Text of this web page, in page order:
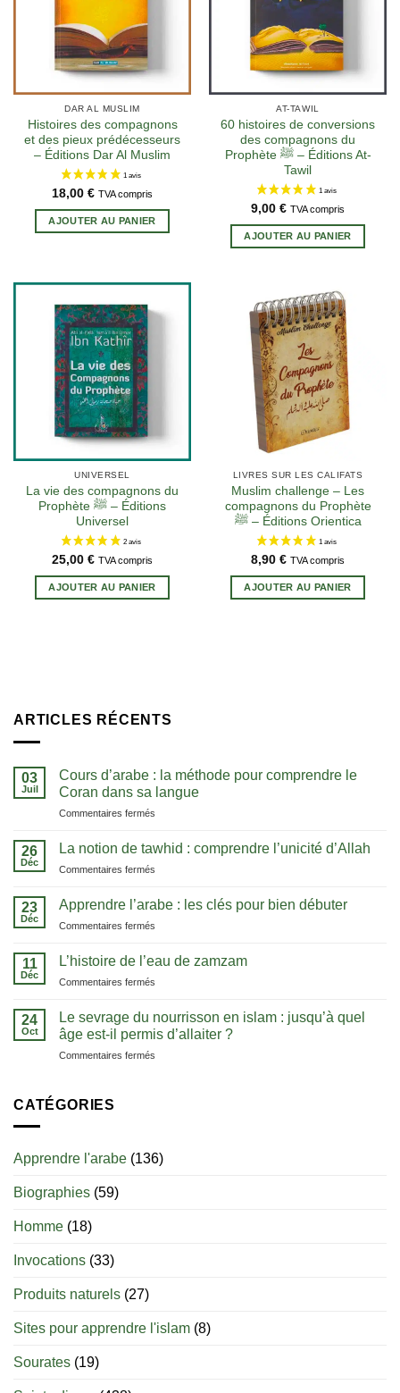
DAR AL MUSLIM
Histoires des compagnons
et des pieux prédécesseurs
– Éditions Dar Al Muslim
18,00 € TVA compris
AJOUTER AU PANIER
AT-TAWIL
60 histoires de conversions
des compagnons du
Prophète ﷺ – Éditions At-
Tawil
9,00 € TVA compris
AJOUTER AU PANIER
UNIVERSEL
La vie des compagnons du
Prophète ﷺ – Éditions
Universel
25,00 € TVA compris
AJOUTER AU PANIER
LIVRES SUR LES CALIFATS
Muslim challenge – Les
compagnons du Prophète
ﷺ – Éditions Orientica
8,90 € TVA compris
AJOUTER AU PANIER
ARTICLES RÉCENTS
03
Juil
Cours d’arabe : la méthode pour comprendre le
Coran dans sa langue
Commentaires fermés
d’arabe
pour
dans
26
Déc
La notion de tawhid : comprendre l’unicité d’Allah
Commentaires fermés
notion
comprendre
23
Déc
Apprendre l’arabe : les clés pour bien débuter
Commentaires fermés
l’arabe
pour
bien
11
Déc
L’histoire de l’eau de zamzam
Commentaires fermés
l’eau
de
24
Oct
Le sevrage du nourrisson en islam : jusqu’à quel
âge est-il permis d’allaiter ?
Commentaires fermés
:
CATÉGORIES
Apprendre l'arabe (136)
Biographies (59)
Homme (18)
Invocations (33)
Produits naturels (27)
Sites pour apprendre l'islam (8)
Sourates (19)